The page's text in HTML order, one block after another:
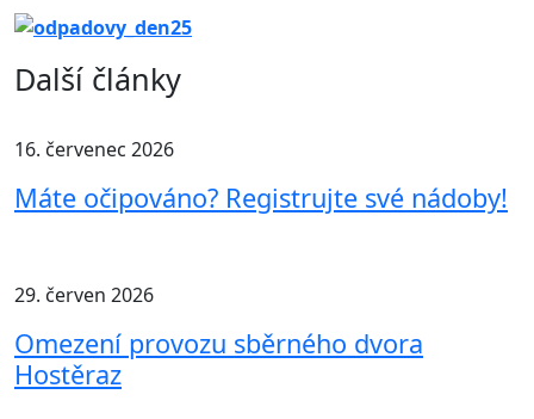
Další články
16. červenec 2026
Máte očipováno? Registrujte své nádoby!
29. červen 2026
Omezení provozu sběrného dvora
Hostěraz